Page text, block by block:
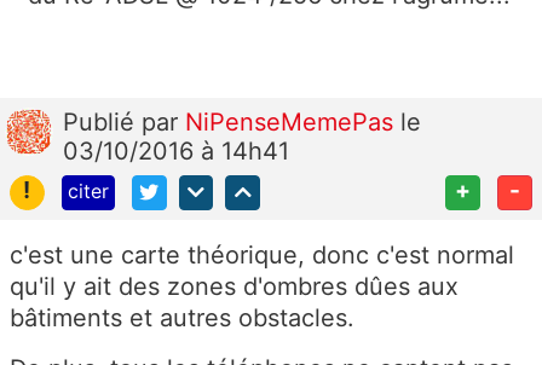
Publié par NiPenseMemePas le
03/10/2016 à 14h41
!
citer + -
c'est une carte théorique, donc c'est normal
qu'il y ait des zones d'ombres dûes aux
bâtiments et autres obstacles.